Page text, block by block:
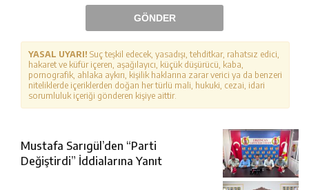
GÖNDER
YASAL UYARI! Suç teşkil edecek, yasadışı, tehditkar, rahatsız edici,
hakaret ve küfür içeren, aşağılayıcı, küçük düşürücü, kaba,
pornografik, ahlaka aykırı, kişilik haklarına zarar verici ya da benzeri
niteliklerde içeriklerden doğan her türlü mali, hukuki, cezai, idari
sorumluluk içeriği gönderen kişiye aittir.
Mustafa Sarıgül’den “Parti
Değiştirdi” İddialarına Yanıt